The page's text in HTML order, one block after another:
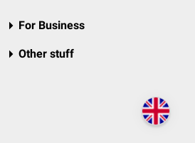
For Business
Other stuff